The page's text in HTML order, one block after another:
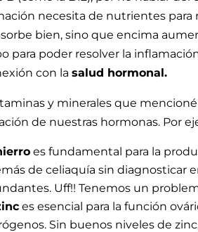
necesita de nutrientes para
bien, sino que encima
para poder resolver la
con lasalud hormonal.
y minerales que
de nuestras hormonas. Por
es fundamental para la
de celiaquía sin diagnosticar
Uff!! Tenemos un
es esencial para la función
Sin buenos niveles de